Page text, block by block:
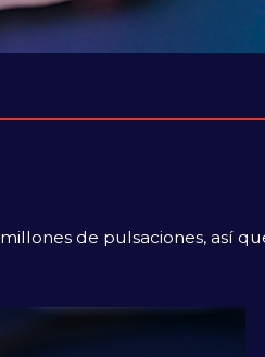
de pulsaciones, así